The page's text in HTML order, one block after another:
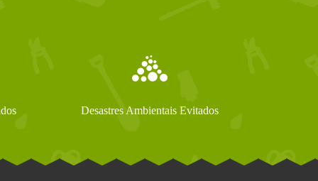
Desastres Ambientais Evitados